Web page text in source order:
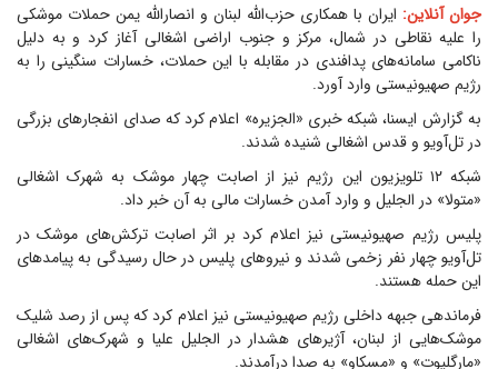
جوان آنلاین: ایران با همکاری حزب‌الله لبنان و انصارالله یمن حملات موشکی
را علیه نقاطی در شمال، مرکز و جنوب اراضی اشغالی آغاز کرد و به دلیل
ناکامی سامانه‌های پدافندی در مقابله با این حملات، خسارات سنگینی را به
رژیم صهیونیستی وارد آورد.
به گزارش ایسنا، شبکه خبری «الجزیره» اعلام کرد که صدای انفجارهای بزرگی
در تل‌آویو و قدس اشغالی شنیده شدند.
شبکه ۱۲ تلویزیون این رژیم نیز از اصابت چهار موشک به شهرک اشغالی
«متولا» در الجلیل و وارد آمدن خسارات مالی به آن خبر داد.
پلیس رژیم صهیونیستی نیز اعلام کرد بر اثر اصابت ترکش‌های موشک در
تل‌آویو چهار نفر زخمی شدند و نیروهای پلیس در حال رسیدگی به پیامدهای
این حمله هستند.
فرماندهی جبهه داخلی رژیم صهیونیستی نیز اعلام کرد که پس از رصد شلیک
موشک‌هایی از لبنان، آژیرهای هشدار در الجلیل علیا و شهرک‌های اشغالی
«مارگلیوت» و «مسکاو» به صدا درآمدند.